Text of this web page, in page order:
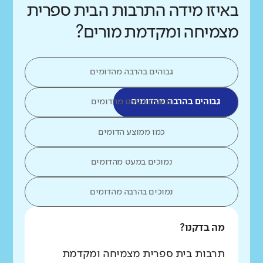
באיזו מידה התרבות הבית ספרית
מצמיחה ומקדמת מורים?
גבוהים בהרבה מהדומים
גבוהים בהרבה מהדומיםגבוהים במעט מהדומים
כמו ממוצע הדומים
נמוכים במעט מהדומים
נמוכים בהרבה מהדומים
מה בדקנו?
תרבות בית ספרית מצמיחה ומקדמת